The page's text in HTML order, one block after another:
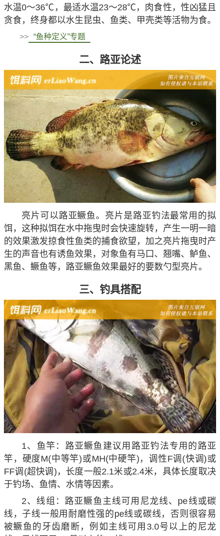
水温0～36℃，最适水温23～28℃，肉食性，性凶猛且
贪食，终身都以水生昆虫、鱼类、甲壳类等活物为食。
>> “鱼种定义”专题
二、路亚论述
亮片可以路亚鳜鱼。亮片是路亚钓法最常用的拟
饵，这种拟饵在水中拖曳时会快速旋转，产生一明一暗
的效果激发掠食性鱼类的捕食欲望，加之亮片拖曳时产
生的声音也有诱鱼效果，对象鱼有马口、翘嘴、鲈鱼、
黑鱼、鳜鱼等，路亚鳜鱼效果最好的要数勺型亮片。
三、钓具搭配
1、鱼竿：路亚鳜鱼建议用路亚钓法专用的路亚
竿，硬度M(中等竿)或MH(中硬竿)，调性F调(快调)或
FF调(超快调)，长度一般2.1米或2.4米，具体长度取决
于钓场、鱼情、水情等因素。
2、线组：路亚鳜鱼主线可用尼龙线、pe线或碳
线，子线一般用耐磨性强的pe线或碳线，否则很容易
被鳜鱼的牙齿磨断，例如主线可用3.0号以上的尼龙